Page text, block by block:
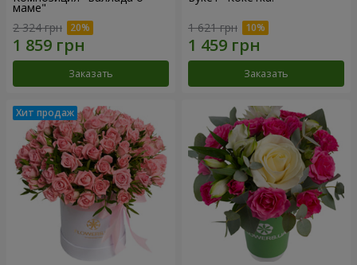
маме"
2 324 грн
Заказать
1 621 грн
Заказать